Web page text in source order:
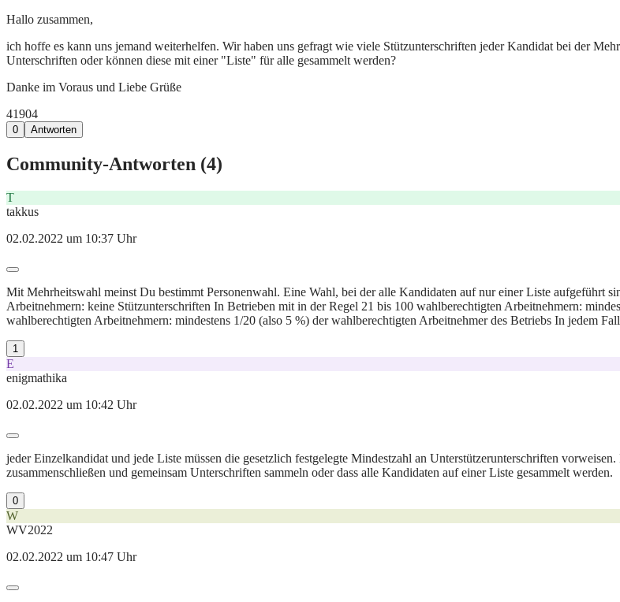
Hallo zusammen,
ich hoffe es kann uns jemand weiterhelfen. Wir haben uns gefragt wie viele Stützunterschriften jeder Kandidat bei der
Unterschriften oder können diese mit einer "Liste" für alle gesammelt werden?
Danke im Voraus und Liebe Grüße
41904
0 Antworten
Community-Antworten (4)
T
takkus
02.02.2022 um 10:37 Uhr
Mit Mehrheitswahl meinst Du bestimmt Personenwahl. Eine Wahl, bei der alle Kandidaten auf nur einer Liste aufgeführt
Arbeitnehmern: keine Stützunterschriften In Betrieben mit in der Regel 21 bis 100 wahlberechtigten Arbeitnehmern:
wahlberechtigten Arbeitnehmern: mindestens 1/20 (also 5 %) der wahlberechtigten Arbeitnehmer des Betriebs In jedem
1
E
enigmathika
02.02.2022 um 10:42 Uhr
jeder Einzelkandidat und jede Liste müssen die gesetzlich festgelegte Mindestzahl an Unterstützerunterschriften
zusammenschließen und gemeinsam Unterschriften sammeln oder dass alle Kandidaten auf einer Liste gesammelt werden.
0
W
WV2022
02.02.2022 um 10:47 Uhr